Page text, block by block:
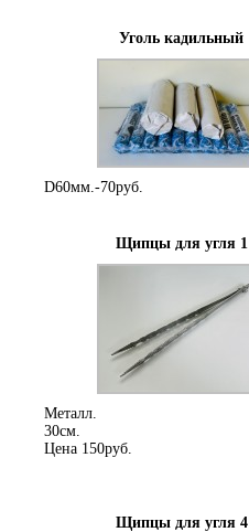
Уголь кадильный
D60мм.-70руб.
Щипцы для угля 1
Металл.
30см.
Цена 150руб.
Щипцы для угля 4